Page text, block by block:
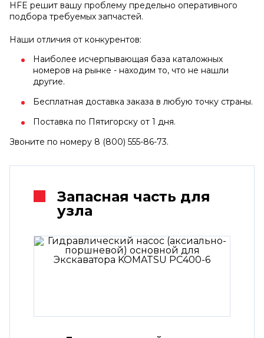
HFE решит вашу проблему предельно оперативного
подбора требуемых запчастей.
Наши отличия от конкурентов:
Наиболее исчерпывающая база каталожных
номеров на рынке - находим то, что не нашли
другие.
Бесплатная доставка заказа в любую точку страны.
Поставка по Пятигорску от 1 дня.
Звоните по номеру 8 (800) 555-86-73.
Запасная часть для
узла